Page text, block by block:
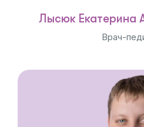
Лысюк Екатерина
Врач-